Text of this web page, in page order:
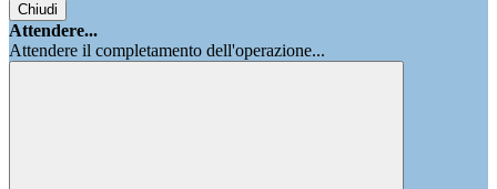
Chiudi
Attendere...
Attendere il completamento dell'operazione...